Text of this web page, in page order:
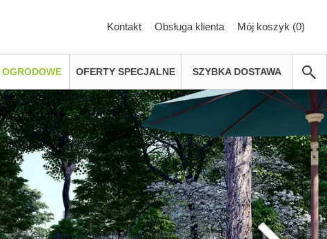
Kontakt Obsługa klienta Mój koszyk (0)
OFERTY SPECJALNE SZYBKA DOSTAWA